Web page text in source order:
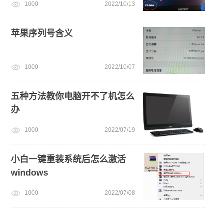
1000 2022/10/13
苹果序列号含义
1000 2022/10/07
五种方法教你电脑开不了机怎么
办
1000 2022/07/19
小白一键重装系统后怎么激活
windows
1000 2022/07/08